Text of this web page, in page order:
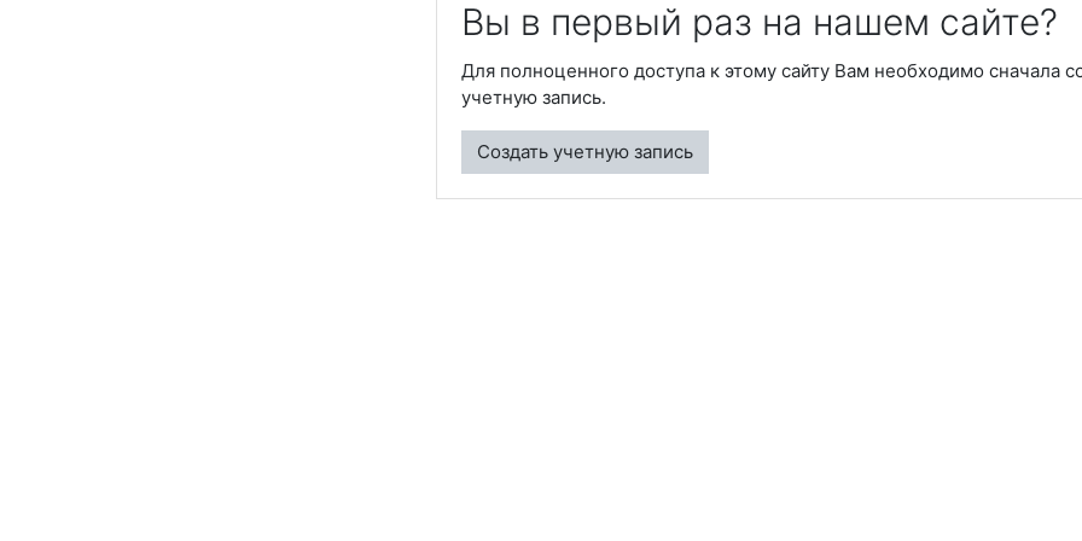
Вы в первый раз на нашем сайте?
Для полноценного доступа к этому сайту Вам необходимо сначала
учетную запись.
Создать учетную запись